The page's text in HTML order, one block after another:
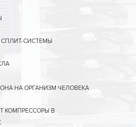
СИСТЕМЫ
НА ОРГАНИЗМ ЧЕЛОВЕКА
КОМПРЕССОРЫ В